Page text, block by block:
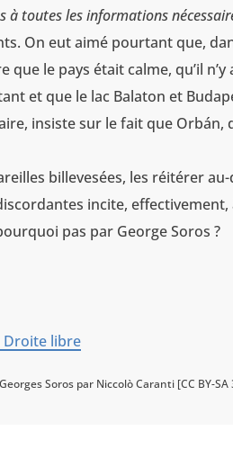
à toutes les informations
On eut aimé pourtant que,
que le pays était calme, qu’il
et que le lac Balaton et
insiste sur le fait que
billevesées, les réitérer
incite, effectivement,
pas par George Soros ?
Droite libre
Georges Soros par Niccolò Caranti [CC BY-